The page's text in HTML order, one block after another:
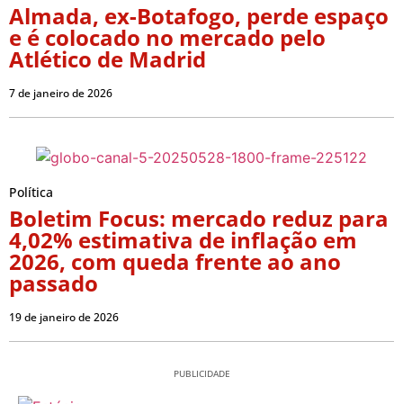
Almada, ex-Botafogo, perde espaço
e é colocado no mercado pelo
Atlético de Madrid
7 de janeiro de 2026
Política
Boletim Focus: mercado reduz para
4,02% estimativa de inflação em
2026, com queda frente ao ano
passado
19 de janeiro de 2026
PUBLICIDADE